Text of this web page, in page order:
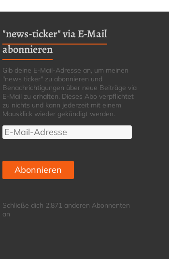
"news-ticker" via E-Mail
abonnieren
Gib deine E-Mail-Adresse an, um meinen
"news ticker" zu abonnieren und
Benachrichtigungen über neue Beiträge via
E-Mail zu erhalten. Dieses Abo verpflichtet
zu nichts und kann jederzeit mit einem
Mausklick wieder gekündigt werden.
E-
Mail-
Abonnieren
Schließe dich 2.871 anderen Abonnenten
an